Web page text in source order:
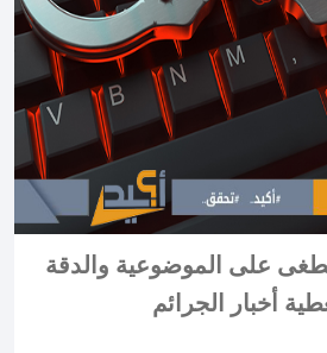
تطغى على الموضوعية والدقة
أخبار الجرائم